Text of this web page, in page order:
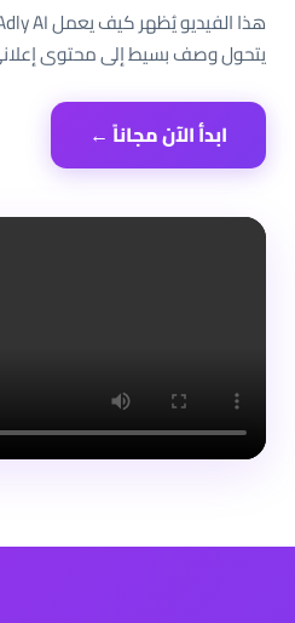
يتحول وصف بسيط إلى محتوى
ابدأ الآن مجاناً ←